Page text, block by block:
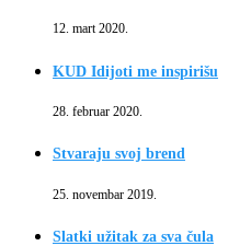
12. mart 2020.
KUD Idijoti me inspirišu
28. februar 2020.
Stvaraju svoj brend
25. novembar 2019.
Slatki užitak za sva čula